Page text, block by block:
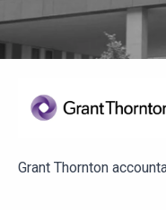
Grant Thornton